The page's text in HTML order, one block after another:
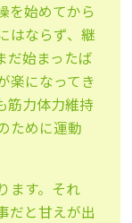
を始めてから
はならず、継
だ始まったば
楽になってき
筋力体力維持
ために運動
ます。それ
だと甘えが出